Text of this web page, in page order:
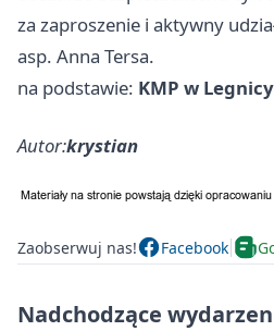
za zaproszenie i aktywny
asp. Anna Tersa.
na podstawie: KMP w Legnicy
Autor:krystian
Zaobserwuj nas! Facebook
Nadchodzące